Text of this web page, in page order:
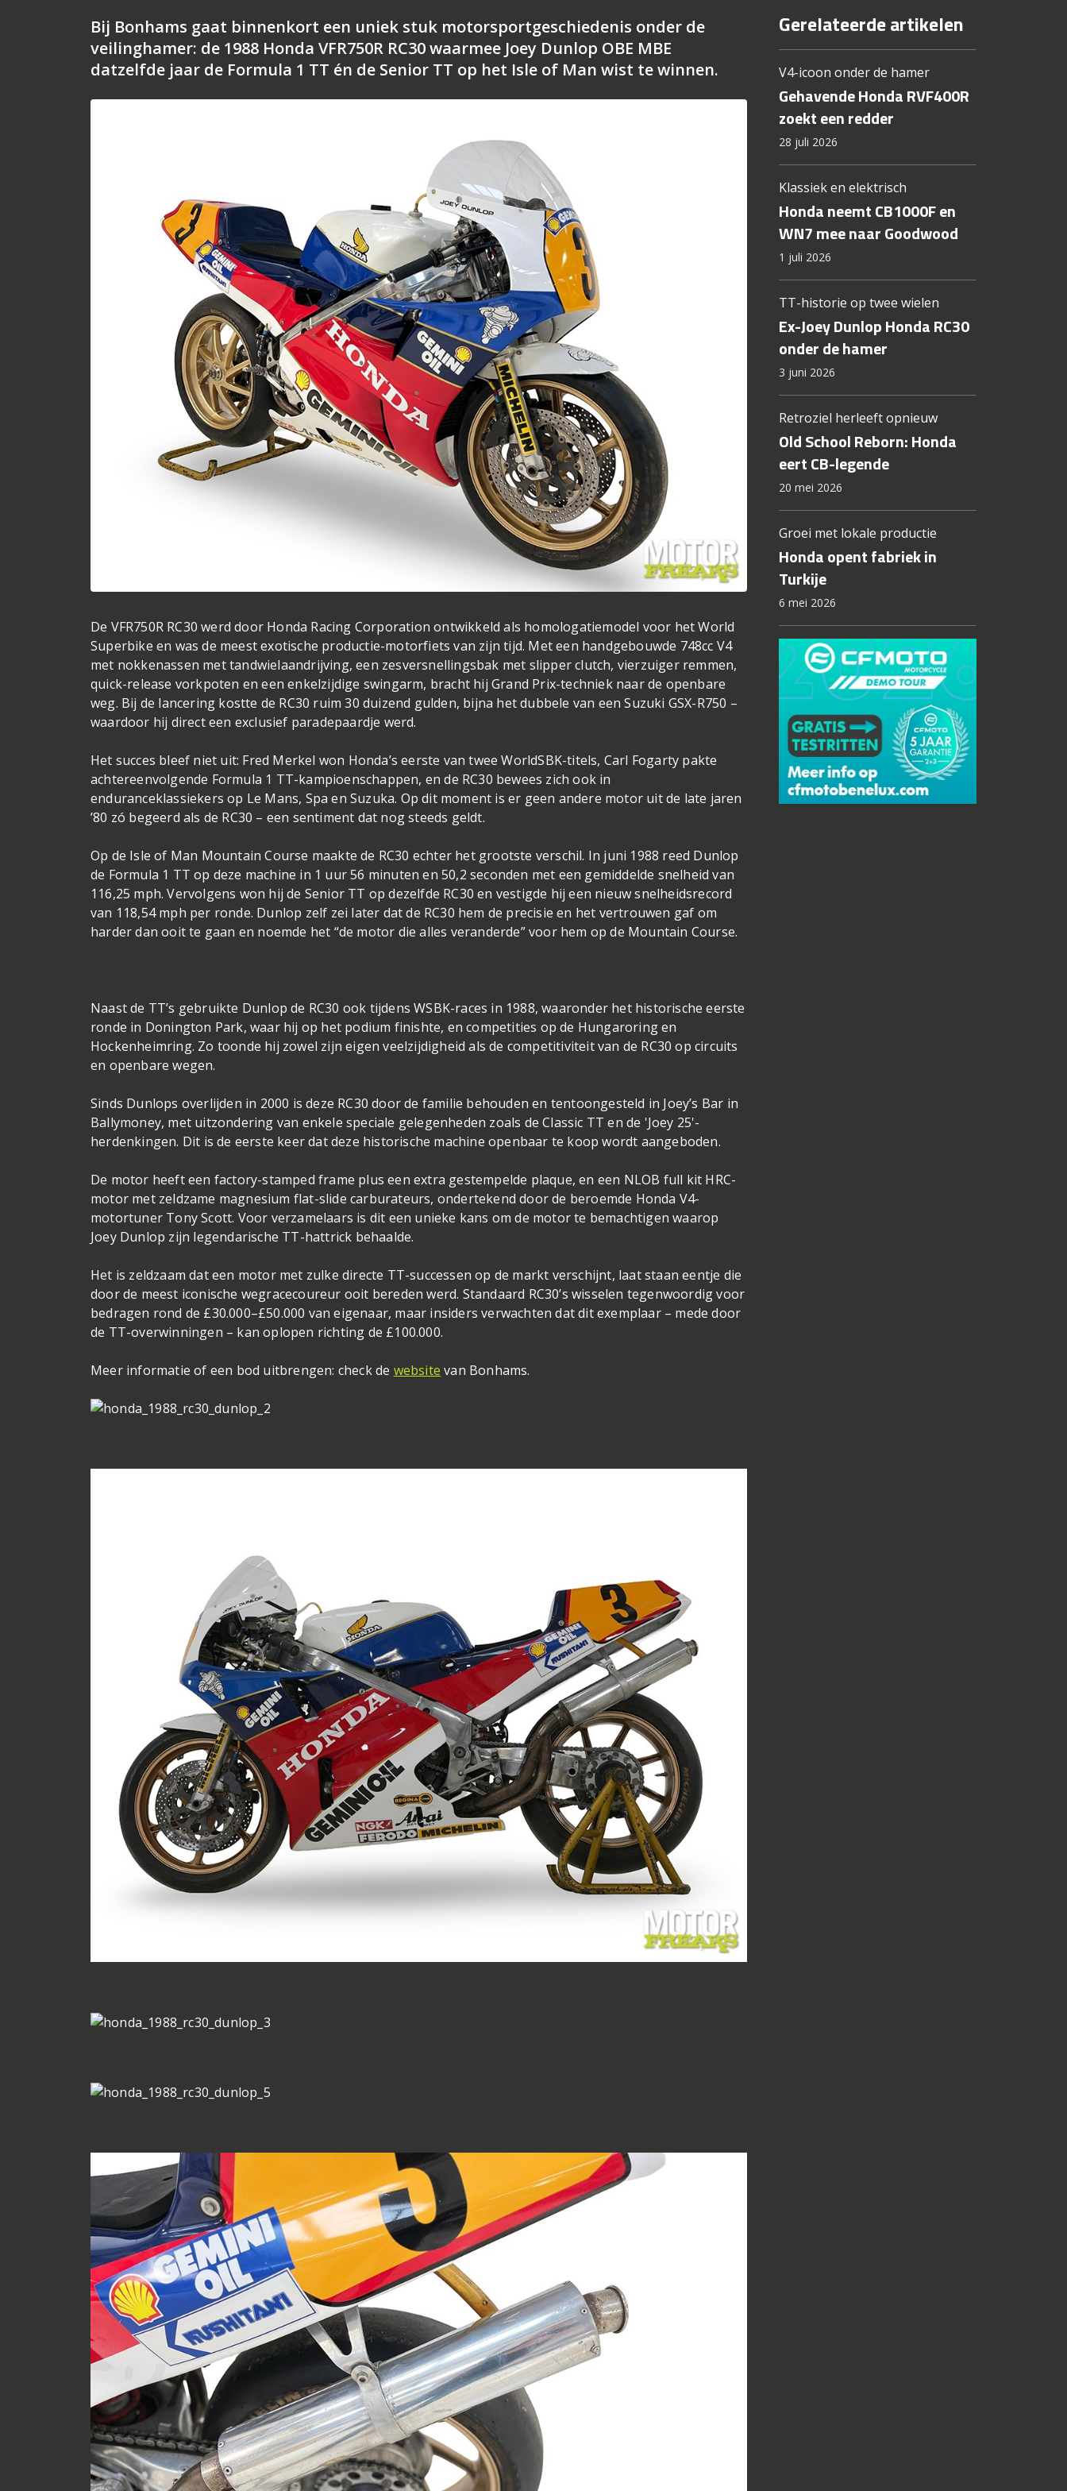
Bij Bonhams gaat binnenkort een uniek stuk motorsportgeschiedenis onder de
veilinghamer: de 1988 Honda VFR750R RC30 waarmee Joey Dunlop OBE MBE
datzelfde jaar de Formula 1 TT én de Senior TT op het Isle of Man wist te winnen.
De VFR750R RC30 werd door Honda Racing Corporation ontwikkeld als homologatiemodel voor het World
Superbike en was de meest exotische productie-motorfiets van zijn tijd. Met een handgebouwde 748cc V4
met nokkenassen met tandwielaandrijving, een zesversnellingsbak met slipper clutch, vierzuiger remmen,
quick-release vorkpoten en een enkelzijdige swingarm, bracht hij Grand Prix-techniek naar de openbare
weg. Bij de lancering kostte de RC30 ruim 30 duizend gulden, bijna het dubbele van een Suzuki GSX-R750 –
waardoor hij direct een exclusief paradepaardje werd.
Het succes bleef niet uit: Fred Merkel won Honda’s eerste van twee WorldSBK-titels, Carl Fogarty pakte
achtereenvolgende Formula 1 TT-kampioenschappen, en de RC30 bewees zich ook in
enduranceklassiekers op Le Mans, Spa en Suzuka. Op dit moment is er geen andere motor uit de late jaren
’80 zó begeerd als de RC30 – een sentiment dat nog steeds geldt.
Op de Isle of Man Mountain Course maakte de RC30 echter het grootste verschil. In juni 1988 reed Dunlop
de Formula 1 TT op deze machine in 1 uur 56 minuten en 50,2 seconden met een gemiddelde snelheid van
116,25 mph. Vervolgens won hij de Senior TT op dezelfde RC30 en vestigde hij een nieuw snelheidsrecord
van 118,54 mph per ronde. Dunlop zelf zei later dat de RC30 hem de precisie en het vertrouwen gaf om
harder dan ooit te gaan en noemde het “de motor die alles veranderde” voor hem op de Mountain Course.
Naast de TT’s gebruikte Dunlop de RC30 ook tijdens WSBK-races in 1988, waaronder het historische eerste
ronde in Donington Park, waar hij op het podium finishte, en competities op de Hungaroring en
Hockenheimring. Zo toonde hij zowel zijn eigen veelzijdigheid als de competitiviteit van de RC30 op circuits
en openbare wegen.
Sinds Dunlops overlijden in 2000 is deze RC30 door de familie behouden en tentoongesteld in Joey’s Bar in
Ballymoney, met uitzondering van enkele speciale gelegenheden zoals de Classic TT en de 'Joey 25'-
herdenkingen. Dit is de eerste keer dat deze historische machine openbaar te koop wordt aangeboden.
De motor heeft een factory-stamped frame plus een extra gestempelde plaque, en een NLOB full kit HRC-
motor met zeldzame magnesium flat-slide carburateurs, ondertekend door de beroemde Honda V4-
motortuner Tony Scott. Voor verzamelaars is dit een unieke kans om de motor te bemachtigen waarop
Joey Dunlop zijn legendarische TT-hattrick behaalde.
Het is zeldzaam dat een motor met zulke directe TT-successen op de markt verschijnt, laat staan eentje die
door de meest iconische wegracecoureur ooit bereden werd. Standaard RC30’s wisselen tegenwoordig voor
bedragen rond de £30.000–£50.000 van eigenaar, maar insiders verwachten dat dit exemplaar – mede door
de TT-overwinningen – kan oplopen richting de £100.000.
Meer informatie of een bod uitbrengen: check de website van Bonhams.
Gerelateerde artikelen
V4-icoon onder de hamer
Gehavende Honda RVF400R
zoekt een redder
28 juli 2026
Klassiek en elektrisch
Honda neemt CB1000F en
WN7 mee naar Goodwood
1 juli 2026
TT-historie op twee wielen
Ex-Joey Dunlop Honda RC30
onder de hamer
3 juni 2026
Retroziel herleeft opnieuw
Old School Reborn: Honda
eert CB-legende
20 mei 2026
Groei met lokale productie
Honda opent fabriek in
Turkije
6 mei 2026